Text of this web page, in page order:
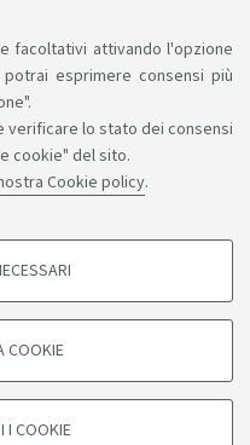
facoltativi attivando l'opzione
esprimere consensi più
lo stato dei consensi
cookie" del sito.
Cookie policy.
sul sito, per analisi
COOKIE
I COOKIE
conoscenza
- PI: 01131710376 -
sul sito e accessibilità